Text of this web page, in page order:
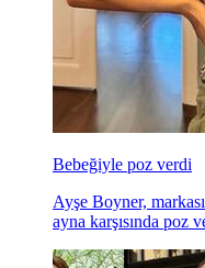
Bebeğiyle poz verdi
Ayşe Boyner,
ayna karşısında poz